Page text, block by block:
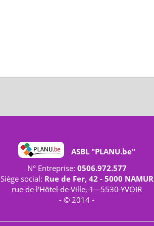
ASBL "PLANU.be"
N° Entreprise: 0506.972.577
Siège social: Rue de Fer, 42 - 5000 NAMUR
rue de l'Hôtel de Ville, 1 - 5530 YVOIR
- © 2014 -